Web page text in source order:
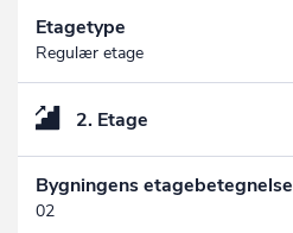
Etagetype
Regulær etage
2. Etage
Bygningens etagebetegnelse
02